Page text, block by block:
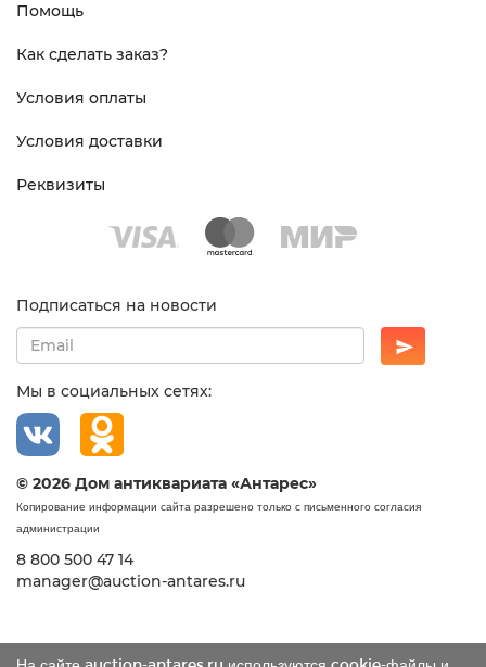
Помощь
Как сделать заказ?
Условия оплаты
Условия доставки
Реквизиты
Подписаться на новости
Мы в социальных сетях:
© 2026 Дом антиквариата «Антарес»
Копирование информации сайта разрешено только с письменного согласия
администрации
8 800 500 47 14
manager@auction-antares.ru